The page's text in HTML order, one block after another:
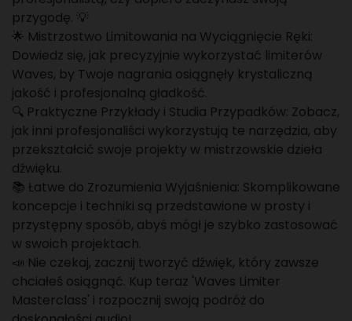
przygodę. 💡
🌟 Mistrzostwo Limitowania na Wyciągnięcie Ręki:
Dowiedz się, jak precyzyjnie wykorzystać limiterów
Waves, by Twoje nagrania osiągnęły krystaliczną
jakość i profesjonalną gładkość.
🔍 Praktyczne Przykłady i Studia Przypadków: Zobacz,
jak inni profesjonaliści wykorzystują te narzędzia, aby
przekształcić swoje projekty w mistrzowskie dzieła
dźwięku.
📚 Łatwe do Zrozumienia Wyjaśnienia: Skomplikowane
koncepcje i techniki są przedstawione w prosty i
przystępny sposób, abyś mógł je szybko zastosować
w swoich projektach.
📣 Nie czekaj, zacznij tworzyć dźwięk, który zawsze
chciałeś osiągnąć. Kup teraz 'Waves Limiter
Masterclass' i rozpocznij swoją podróż do